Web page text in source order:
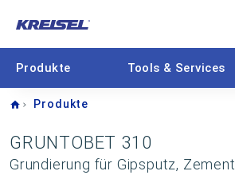
Produkte Tools & Services
Home
Produkte
GRUNTOBET 310
Grundierung für Gipsputz,